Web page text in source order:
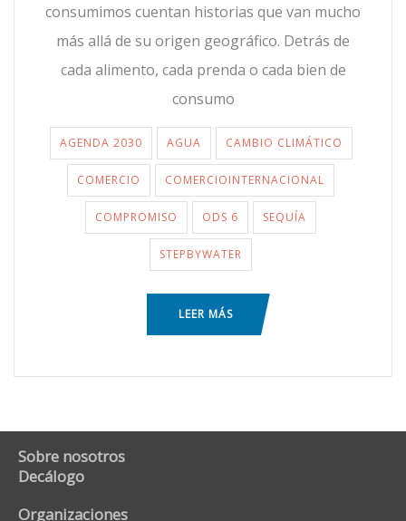
consumimos cuentan historias que van mucho
más allá de su origen geográfico. Detrás de
cada alimento, cada prenda o cada bien de
consumo
AGENDA 2030 AGUA CAMBIO CLIMÁTICO
COMERCIO COMERCIOINTERNACIONAL
COMPROMISO ODS 6 SEQUÍA
STEPBYWATER
LEER MÁS
Sobre nosotros
Decálogo
Organizaciones